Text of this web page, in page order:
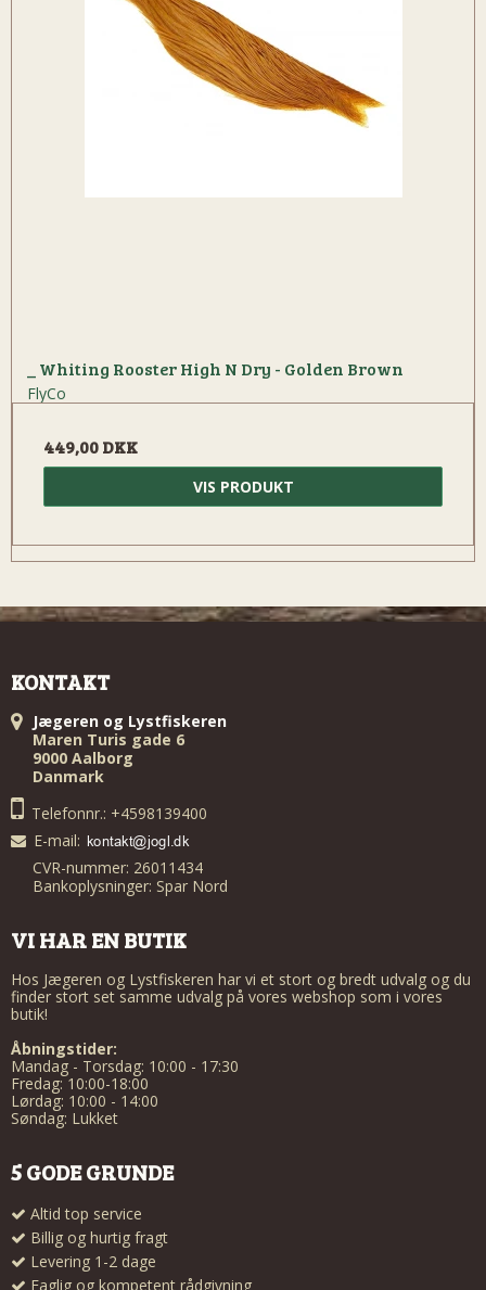
_ Whiting Rooster High N Dry - Golden Brown
FlyCo
449,00 DKK
VIS PRODUKT
KONTAKT
Jægeren og Lystfiskeren
Maren Turis gade 6
9000 Aalborg
Danmark
Telefonnr.: +4598139400
E-mail:
CVR-nummer: 26011434
Bankoplysninger: Spar Nord
VI HAR EN BUTIK
Hos Jægeren og Lystfiskeren har vi et stort og bredt udvalg og du
finder stort set samme udvalg på vores webshop som i vores
butik!
Åbningstider:
Mandag - Torsdag: 10:00 - 17:30
Fredag: 10:00-18:00
Lørdag: 10:00 - 14:00
Søndag: Lukket
5 GODE GRUNDE
Altid top service
Billig og hurtig fragt
Levering 1-2 dage
Faglig og kompetent rådgivning